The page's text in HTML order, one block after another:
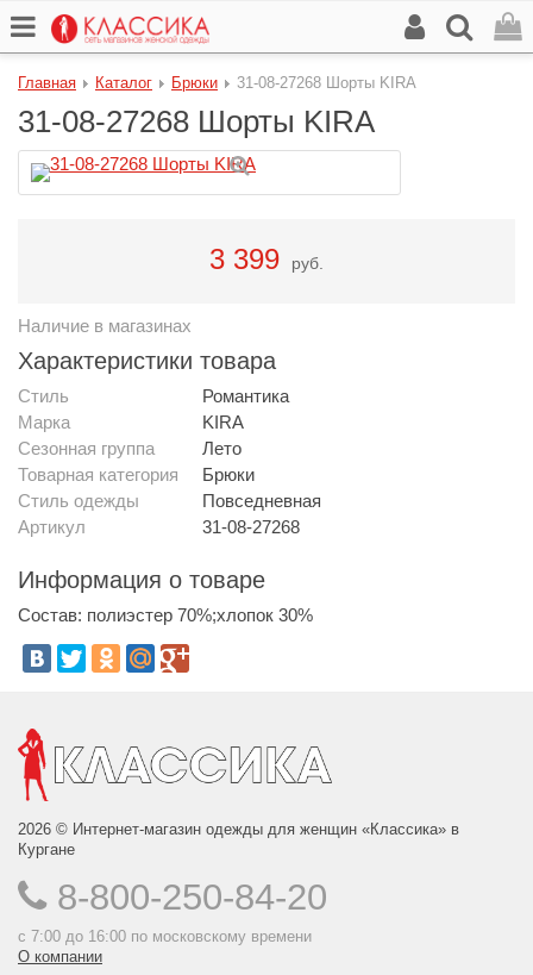
Главная Каталог Брюки 31-08-27268 Шорты KIRA
31-08-27268 Шорты KIRA
3 399 руб.
Наличие в магазинах
Характеристики товара
Стиль
Романтика
Марка
KIRA
Сезонная группа
Лето
Товарная категория
Брюки
Стиль одежды
Повседневная
Артикул
31-08-27268
Информация о товаре
Состав: полиэстер 70%;хлопок 30%
2026 © Интернет-магазин одежды для женщин «Классика» в
Кургане
8-800-250-84-20
с 7:00 до 16:00 по московскому времени
О компании